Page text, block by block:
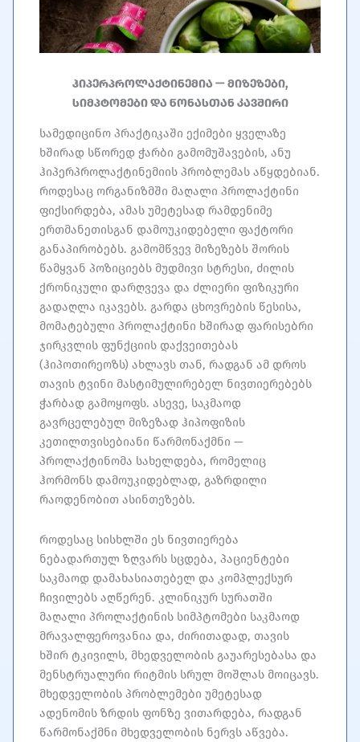
ჰიპერპროლაქტინემია — მიზეზები,
სიმპტომები და წონასთან კავშირი
სამედიცინო პრაქტიკაში ექიმები ყველაზე
ხშირად სწორედ ჭარბი გამომუშავების, ანუ
ჰიპერპროლაქტინემიის პრობლემას აწყდებიან.
როდესაც ორგანიზმში მაღალი პროლაქტინი
ფიქსირდება, ამას უმეტესად რამდენიმე
ერთმანეთისგან დამოუკიდებელი ფაქტორი
განაპირობებს. გამომწვევ მიზეზებს შორის
წამყვან პოზიციებს მუდმივი სტრესი, ძილის
ქრონიკული დარღვევა და ძლიერი ფიზიკური
გადაღლა იკავებს. გარდა ცხოვრების წესისა,
მომატებული პროლაქტინი ხშირად ფარისებრი
ჯირკვლის ფუნქციის დაქვეითებას
(ჰიპოთირეოზს) ახლავს თან, რადგან ამ დროს
თავის ტვინი მასტიმულირებელ ნივთიერებებს
ჭარბად გამოყოფს. ასევე, საკმაოდ
გავრცელებულ მიზეზად ჰიპოფიზის
კეთილთვისებიანი წარმონაქმნი —
პროლაქტინომა სახელდება, რომელიც
ჰორმონს დამოუკიდებლად, გაზრდილი
რაოდენობით ასინთეზებს.
როდესაც სისხლში ეს ნივთიერება
ნებადართულ ზღვარს სცდება, პაციენტები
საკმაოდ დამახასიათებელ და კომპლექსურ
ჩივილებს აღწერენ. კლინიკურ სურათში
მაღალი პროლაქტინის სიმპტომები საკმაოდ
მრავალფეროვანია და, ძირითადად, თავის
ხშირ ტკივილს, მხედველობის გაუარესებასა და
მენსტრუალური რიტმის სრულ მოშლას მოიცავს.
მხედველობის პრობლემები უმეტესად
ადენომის ზრდის ფონზე ვითარდება, რადგან
წარმონაქმნი მხედველობის ნერვს აწვება.